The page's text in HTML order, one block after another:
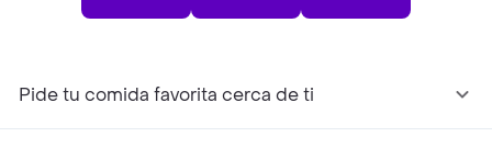
Pide tu comida favorita cerca de ti